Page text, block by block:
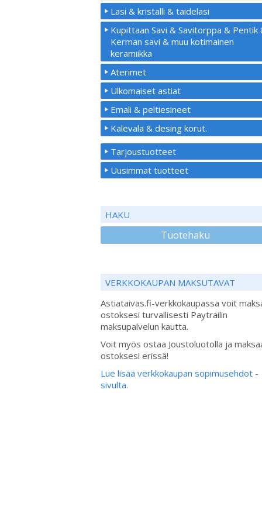
Lasi & kristalli & taidelasi
Kupittaan Savi & Savitorppa & Pentik
Kerman savi & muu kotimainen
keramiikka
Aterimet
Ulkomaiset astiat
Emali & peltiesineet
Kalevala & desing korut.
Tarjoustuotteet
Uusimmat tuotteet
HAKU
Tuotehaku
VERKKOKAUPAN MAKSUTAVAT
Astiataivas.fi-verkkokaupassa voit
ostoksesi turvallisesti Paytrailin
maksupalvelun kautta.
Voit myös ostaa Joustoluotolla ja
ostoksesi erissä!
Lue lisää verkkokaupan sopimusehdot -
sivulta.